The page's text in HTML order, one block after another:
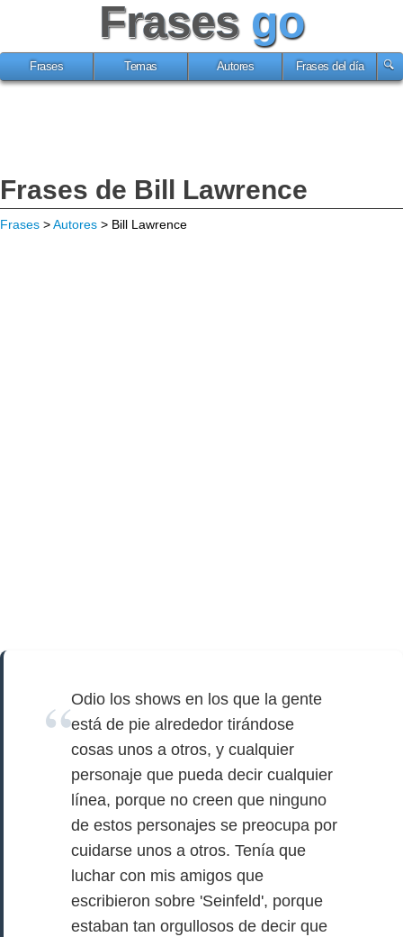
Frases go
Frases Temas Autores Frases del día
Frases de Bill Lawrence
Frases >Autores > Bill Lawrence
Odio los shows en los que la gente
está de pie alrededor tirándose
cosas unos a otros, y cualquier
personaje que pueda decir cualquier
línea, porque no creen que ninguno
de estos personajes se preocupa por
cuidarse unos a otros. Tenía que
luchar con mis amigos que
escribieron sobre 'Seinfeld', porque
estaban tan orgullosos de decir que